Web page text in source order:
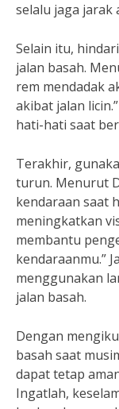
selalu jaga jarak
Selain itu,
jalan basah.
rem mendadak
akibat jalan
hati-hati saat
Terakhir,
turun. Menurut
kendaraan saat
meningkatkan
membantu
kendaraanmu.”
menggunakan
jalan basah.
Dengan
basah saat
dapat tetap
Ingatlah,